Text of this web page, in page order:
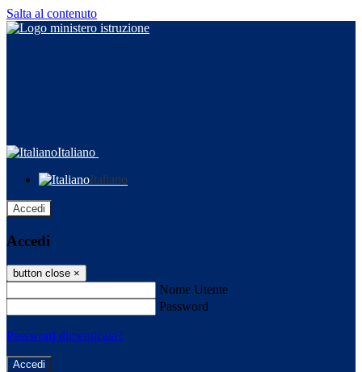
Salta al contenuto
Italiano
Italiano
Accedi
Accedi
button close ×
Nome Utente
Password
Password dimenticata?